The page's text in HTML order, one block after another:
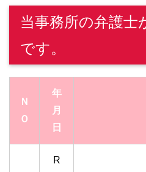
当事務所の弁護士
です。
Ｎ
Ｏ
年
月
日
R